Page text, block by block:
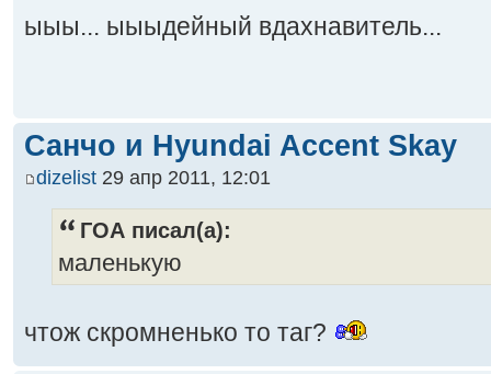
ыыы... ыыыдейный вдахнавитель...
Санчо и Hyundai Accent Skay
dizelist 29 апр 2011, 12:01
ГОА писал(а):
маленькую
чтож скромненько то таг?